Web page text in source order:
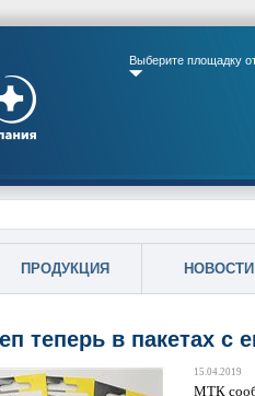
Выберите площадку
ПРОДУКЦИЯ НОВОСТИ
теперь в пакетах с
15.04.2019
МТК